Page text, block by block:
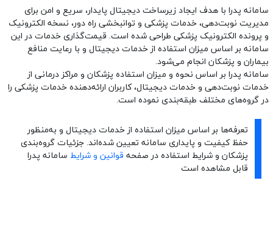
سامانه پدرا با هدف ایجاد زیرساخت دیجیتال پایدار، سریع و امن برای
مدیریت نوبت‌دهی، خدمات پزشکی و توانبخشی راه دور، نسخه الکترونیک
و پرونده الکترونیک پزشکی طراحی شده است. قیمت‌گذاری خدمات در این
سامانه بر اساس میزان استفاده از خدمات دیجیتال و با رعایت منافع
بیماران و پزشکان انجام می‌شود.
سامانه پدرا بر اساس نحوه و میزان استفاده پزشکان و مراکز درمانی از
خدمات نوبت‌دهی و خدمات دیجیتال، کاربران ارائه‌دهنده خدمات پزشکی را
در گروه‌های مختلف طبقه‌بندی نموده است.
تعرفه‌ها بر اساس میزان استفاده از خدمات دیجیتال و به‌منظور
حفظ کیفیت و پایداری سامانه تعیین شده‌اند. جزئیات گروه‌بندی
پزشکان و شرایط استفاده در صفحه قوانین و شرایط سامانه پدرا
قابل مشاهده است